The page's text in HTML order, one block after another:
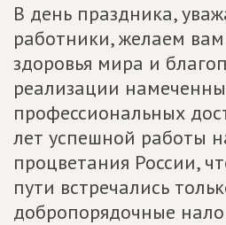
В день праздника,
работники, желаем
здоровья мира и
реализации
профессиональных
лет успешной работы
процветания России,
пути встречались
добропорядочные